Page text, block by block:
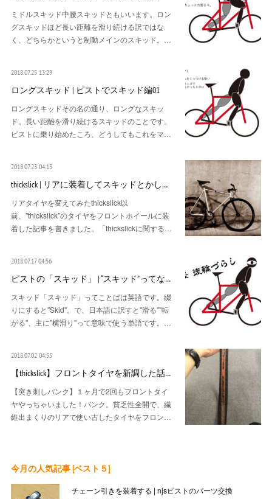
ミドルスキッド中腰スキッドともいいます。ロン
グスキッドほど長い距離を滑り続ける訳ではな
く、どちらかというと制動メインのスキッド。…
2018.07.25 13:29
ロングスキッド | ピストでスキッド編01
ロングスキッドその名の通り、ロングなスキッ
ド。長い距離を滑り続けるスキッドのことです。
ピストに乗り始めたころ、どうしてもこれをマ…
2018.07.23 04:13
thickslick | リアに装着してスキッドとかし…
リアタイヤを変えてみたthickslick以
前、"thickslick"のタイヤをフロントホイールに装
着した記事を書きました。「thickslickに関する…
2018.07.17 04:56
ピストの「スキッド」 | “スキッド”ってな…
スキッド「スキッド」ってことばは英語です。綴
りにすると"Skid"。で、日本語に訳すと"滑る""転
がる"、主に"横滑り"って意味で使う単語です。…
2018.07.02 04:55
【thickslick】フロントタイヤを新調した話…
【突き刺しパンク】１ヶ月で2回もフロントタイ
ヤやっちゃいました！パンク。貧乏性全開で、繊
維出まくりのリアで使い古したタイヤをフロン…
今月の人気記事 [ベスト５]
チェーン引きを装着する | njsピストのパーツ交換